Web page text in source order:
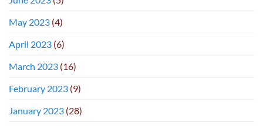
May 2023 (4)
April 2023 (6)
March 2023 (16)
February 2023 (9)
January 2023 (28)